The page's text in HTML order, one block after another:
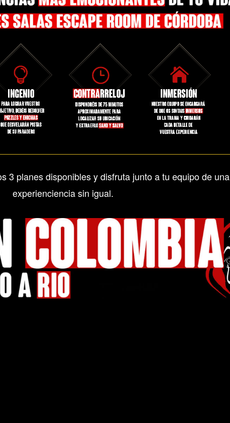
en
llenas de acción y
únete al plan junto a tu
enigmas, en Plan
Plan Gandia. .
3 planes disponibles y disfruta junto a tu equipo de una
experienciencia sin igual.